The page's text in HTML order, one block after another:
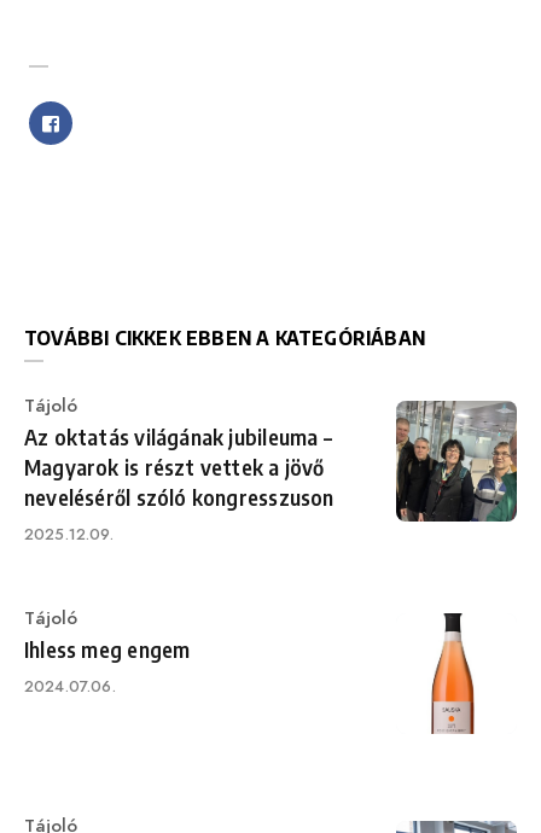
TOVÁBBI CIKKEK EBBEN A KATEGÓRIÁBAN
Category
Tájoló
Az oktatás világának jubileuma –
Magyarok is részt vettek a jövő
neveléséről szóló kongresszuson
Published
2025.12.09.
Category
Tájoló
Ihless meg engem
Published
2024.07.06.
Category
Tájoló